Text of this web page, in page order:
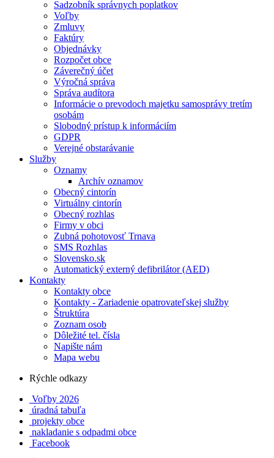
Sadzobník správnych poplatkov
Voľby
Zmluvy
Faktúry
Objednávky
Rozpočet obce
Záverečný účet
Výročná správa
Správa audítora
Informácie o prevodoch majetku samosprávy tretím
osobám
Slobodný prístup k informáciím
GDPR
Verejné obstarávanie
Služby
Oznamy
Archív oznamov
Obecný cintorín
Virtuálny cintorín
Obecný rozhlas
Firmy v obci
Zubná pohotovosť Trnava
SMS Rozhlas
Slovensko.sk
Automatický externý defibrilátor (AED)
Kontakty
Kontakty obce
Kontakty - Zariadenie opatrovateľskej služby
Štruktúra
Zoznam osob
Dôležité tel. čísla
Napište nám
Mapa webu
Rýchle odkazy
Voľby 2026
úradná tabuľa
projekty obce
nakladanie s odpadmi obce
Facebook